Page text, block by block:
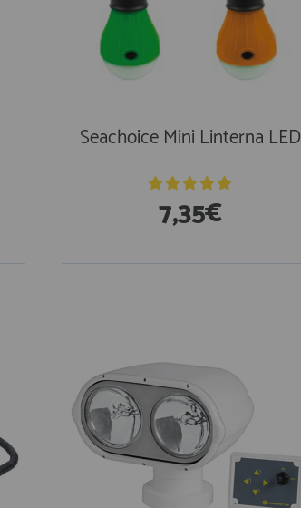
Seachoice Mini Linterna LED
7,35€